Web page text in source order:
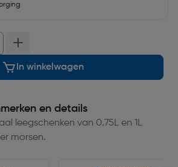
In winkelwagen
en details
leegschenken van 0.75L en 1L
morsen.